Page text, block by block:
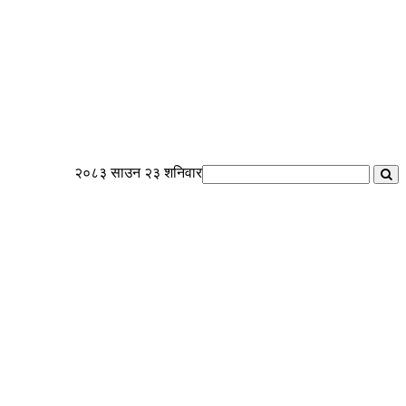
२०८३ साउन २३ शनिवार